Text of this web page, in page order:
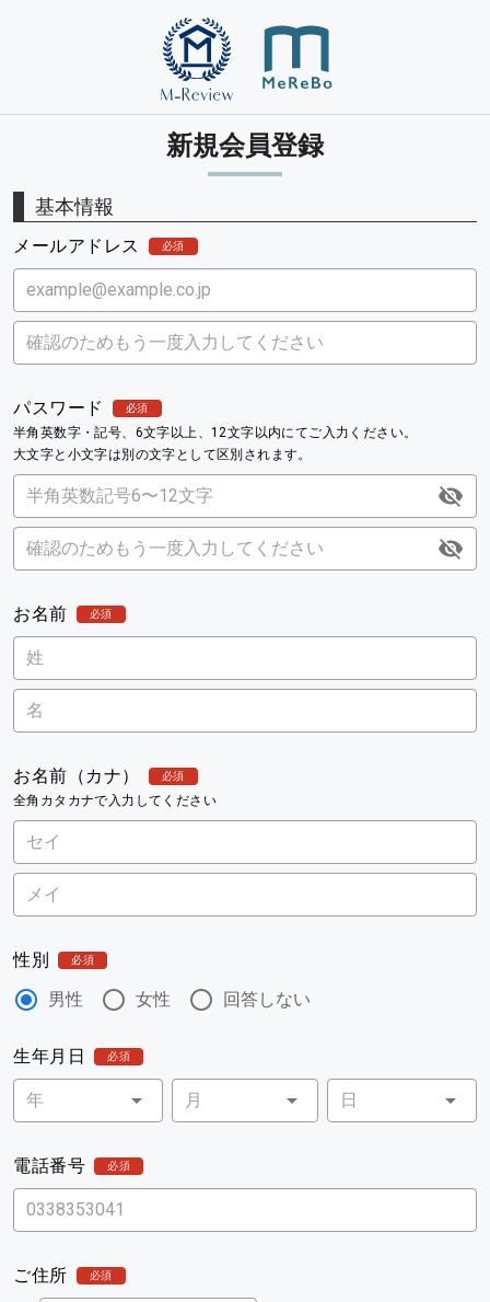
新規会員登録
基本情報
メールアドレス 必須
パスワード 必須
半角英数字・記号、6文字以上、12文字以内にてご入力ください。
大文字と小文字は別の文字として区別されます。
お名前 必須
お名前（カナ） 必須
全角カタカナで入力してください
性別 必須
男性 女性 回答しない
生年月日 必須
電話番号 必須
ご住所 必須